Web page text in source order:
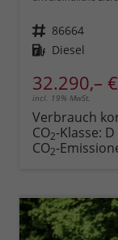
Fahrzeugnr. 86664
Kraftstoff Diesel
32.290,– €
incl. 19% MwSt.
Verbrauch
CO2-Klasse: D
CO2-